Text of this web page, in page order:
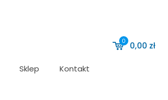
Sklep Kontakt
0 0,00 zł